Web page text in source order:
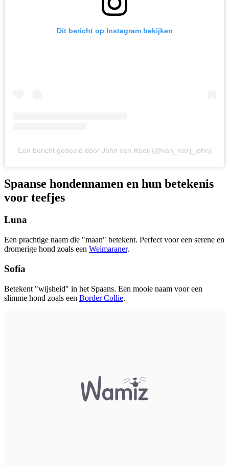
Dit bericht op Instagram bekijken
Een bericht gedeeld door John van Rooij (@van_rooij_john)
Spaanse hondennamen en hun betekenis
voor teefjes
Luna
Een prachtige naam die "maan" betekent. Perfect voor een serene en
dromerige hond zoals een Weimaraner.
Sofía
Betekent "wijsheid" in het Spaans. Een mooie naam voor een
slimme hond zoals een Border Collie.